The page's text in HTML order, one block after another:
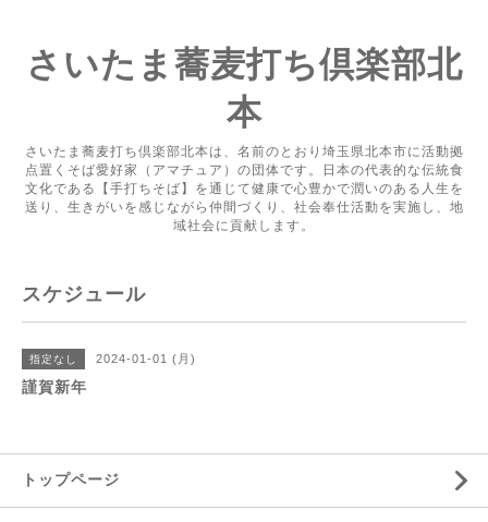
さいたま蕎麦打ち倶楽部北
本
さいたま蕎麦打ち倶楽部北本は、名前のとおり埼玉県北本市に活動拠
点置くそば愛好家（アマチュア）の団体です。日本の代表的な伝統食
文化である【手打ちそば】を通じて健康で心豊かで潤いのある人生を
送り、生きがいを感じながら仲間づくり、社会奉仕活動を実施し、地
域社会に貢献します。
スケジュール
指定なし 2024-01-01 (月)
謹賀新年
トップページ